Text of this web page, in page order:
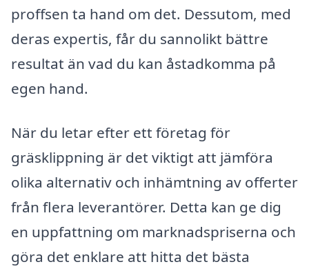
proffsen ta hand om det. Dessutom, med
deras expertis, får du sannolikt bättre
resultat än vad du kan åstadkomma på
egen hand.
När du letar efter ett företag för
gräsklippning är det viktigt att jämföra
olika alternativ och inhämtning av offerter
från flera leverantörer. Detta kan ge dig
en uppfattning om marknadspriserna och
göra det enklare att hitta det bästa